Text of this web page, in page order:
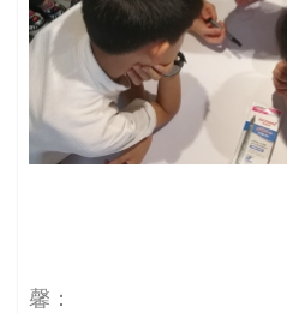
馨：